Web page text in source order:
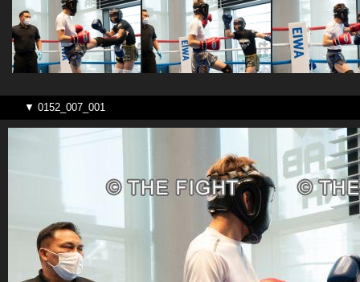
▼ 0152_007_001